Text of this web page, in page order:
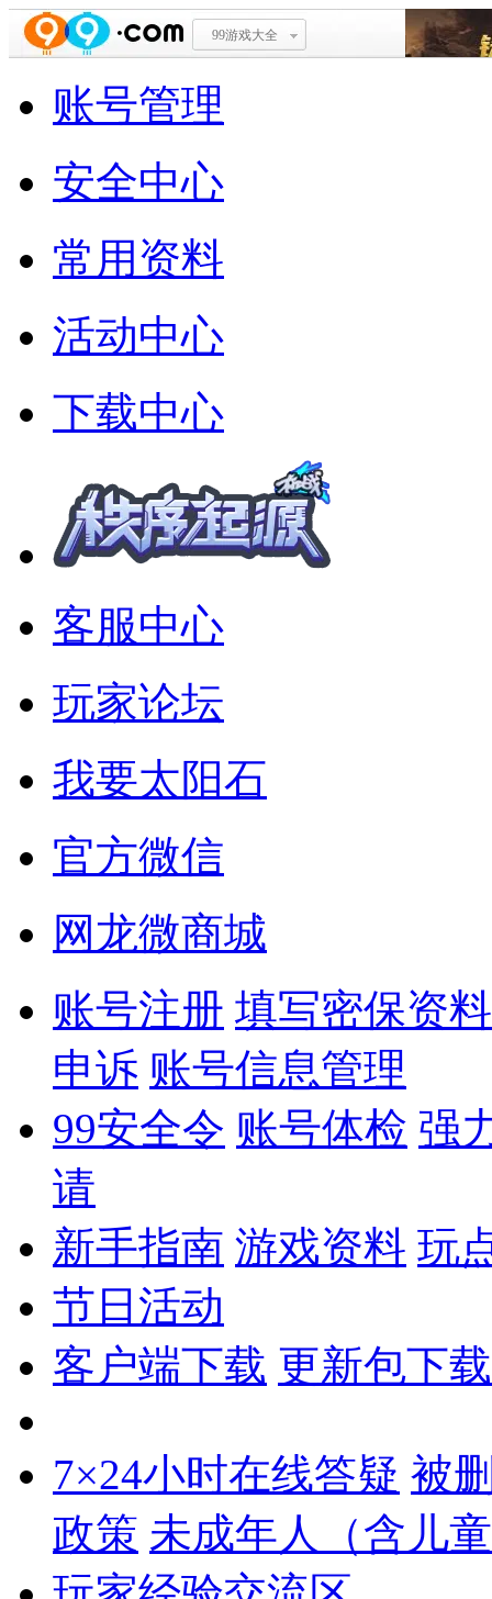
99游戏大全
账号管理
安全中心
常用资料
活动中心
下载中心
客服中心
玩家论坛
我要太阳石
官方微信
网龙微商城
账号注册 填写密保资料
申诉 账号信息管理
99安全令 账号体检 强
请
新手指南 游戏资料 玩
节日活动
客户端下载 更新包下载
7×24小时在线答疑 被
政策 未成年人（含儿